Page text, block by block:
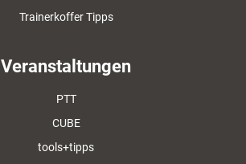
Trainerkoffer Tipps
Veranstaltungen
PTT
CUBE
tools+tipps